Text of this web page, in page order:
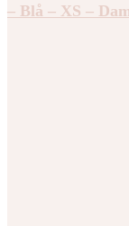
– Blå – XS –